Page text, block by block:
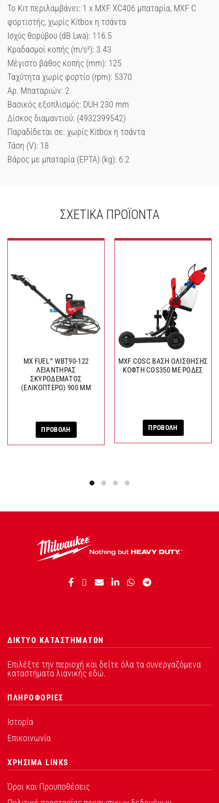
Το Κιτ περιλαμβάνει: 1 x MXF XC406 μπαταρία, MXF C
φορτιστής, χωρίς Kitbox η τσάντα
Ισχύς θορύβου (dB Lwa): 116.5
Κραδασμοί κοπής (m/s²): 3.43
Μέγιστο βάθος κοπής (mm): 125
Ταχύτητα χωρίς φορτίο (rpm): 5370
Αρ. Μπαταριών: 2
Βασικός εξοπλισμός: DUH 230 mm
Δίσκος διαμαντιού: (4932399542)
Παραδίδεται σε: χωρίς Kitbox η τσάντα
Τάση (V): 18
Βάρος με μπαταρία (EPTA) (kg): 6.2
ΣΧΕΤΙΚΆ ΠΡΟΪΌΝΤΑ
MX FUEL™ WBT90-122
ΛΕΙΑΝΤΗΡΑΣ
ΣΚΥΡΟΔΕΜΑΤΟΣ
(ΕΛΙΚΟΠΤΕΡΟ) 900 ΜΜ
ΠΡΟΒΟΛΗ
MXF COSC ΒΑΣΗ ΟΛΙΣΘΗΣΗΣ
ΚΟΦΤΗ COS350 ΜΕ ΡΟΔΕΣ
ΠΡΟΒΟΛΗ
ΔΙΚΤΥΟ ΚΑΤΑΣΤΗΜΑΤΩΝ
Επιλέξτε την περιοχή και δείτε όλα τα συνεργαζόμενα
καταστήματα λιανικής εδώ.
ΠΛΗΡΟΦΟΡΙΕΣ
Ιστορία
Επικοινωνία
ΧΡΗΣΙΜΑ LINKS
Όροι και Προυποθέσεις